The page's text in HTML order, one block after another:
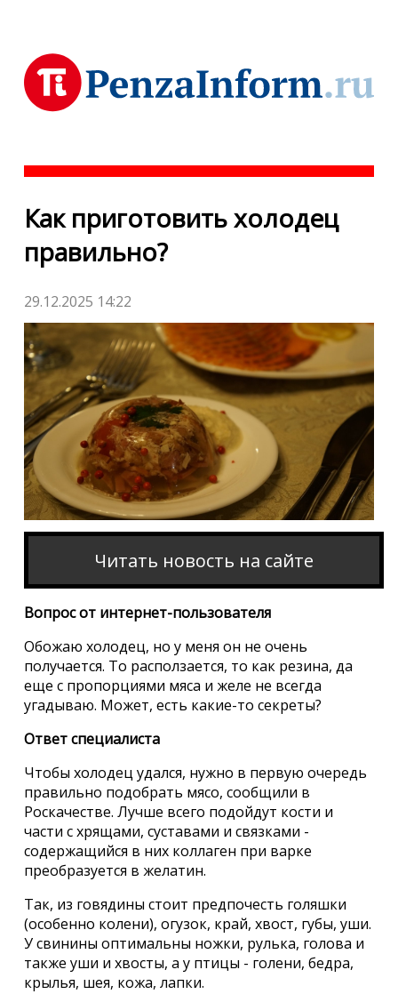
Как приготовить холодец
правильно?
29.12.2025 14:22
Читать новость на сайте
Вопрос от интернет-пользователя
Обожаю холодец, но у меня он не очень
получается. То расползается, то как резина, да
еще с пропорциями мяса и желе не всегда
угадываю. Может, есть какие-то секреты?
Ответ специалиста
Чтобы холодец удался, нужно в первую очередь
правильно подобрать мясо, сообщили в
Роскачестве. Лучше всего подойдут кости и
части с хрящами, суставами и связками -
содержащийся в них коллаген при варке
преобразуется в желатин.
Так, из говядины стоит предпочесть голяшки
(особенно колени), огузок, край, хвост, губы, уши.
У свинины оптимальны ножки, рулька, голова и
также уши и хвосты, а у птицы - голени, бедра,
крылья, шея, кожа, лапки.